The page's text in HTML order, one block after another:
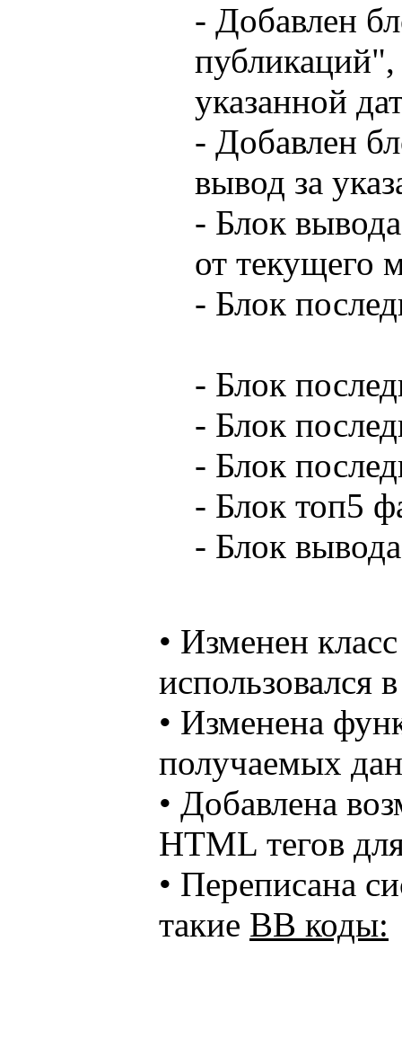
- Добавлен
указанной
- Добавлен
вывод за
- Блок
от текущего
- Блок
- Блок
- Блок
- Блок
- Блок топ5
- Блок
• Изменен
использовался
• Изменена
получаемых
• Добавлена
HTML тегов
• Переписана
такие BB коды: